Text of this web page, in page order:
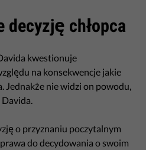
decyzję chłopca
kwestionuje
na konsekwencje jakie
Jednakże nie widzi on powodu,
Davida.
o przyznaniu poczytalnym
do decydowania o swoim